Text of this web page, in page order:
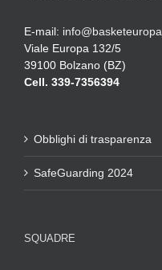
E-mail:
Viale Europa 132/5
39100 Bolzano (BZ)
Cell. 339-7356394
Obblighi di trasparenza
SafeGuarding 2024
SQUADRE